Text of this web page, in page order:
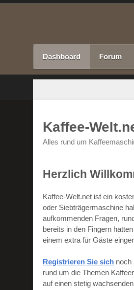
Dashboard Forum
Kaffee-
Alles rund um
Herzlich
Kaffee-Welt.net ist ein
oder Siebträgermaschine
aufkommenden Fragen,
bereits in den Fingern
einem extra für Gäste
Registrieren Sie sich noch
rund um die Themen
auf einen stetig